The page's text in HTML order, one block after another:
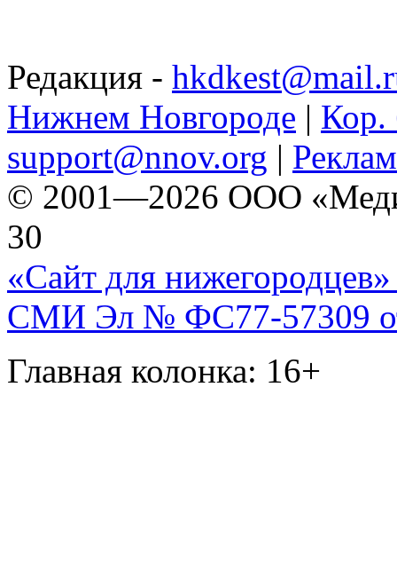
Редакция -
Нижнем Новгороде | Кор.
support@nnov.org |
© 2001—2026 ООО
30
«Сайт для нижегородцев»
СМИ Эл № ФС77-57309
Главная колонка: 16+